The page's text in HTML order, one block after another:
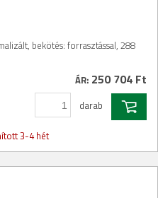
bekötés: forrasztással, 288
ÁR: 250 704 Ft
darab
3-4 hét